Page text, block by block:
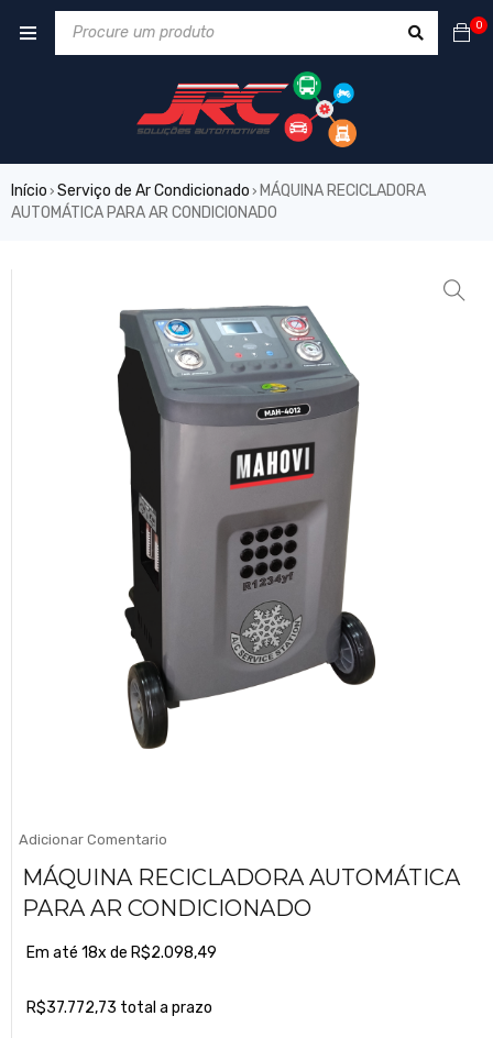
0
Início › Serviço de Ar Condicionado › MÁQUINA RECICLADORA
AUTOMÁTICA PARA AR CONDICIONADO
Adicionar Comentario
MÁQUINA RECICLADORA AUTOMÁTICA
PARA AR CONDICIONADO
Em até 18x de R$2.098,49
R$37.772,73 total a prazo